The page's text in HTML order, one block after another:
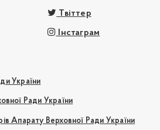
Твіттер
Інстаграм
України
Ради України
Апарату Верховної Ради України